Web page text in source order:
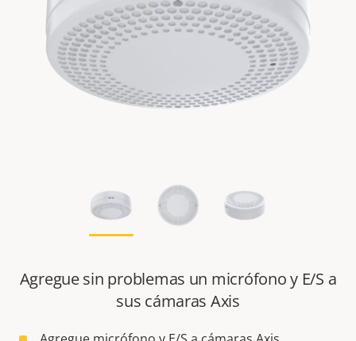
Agregue sin problemas un micrófono y E/S a
sus cámaras Axis